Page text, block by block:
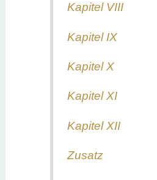
Kapitel VIII
Kapitel IX
Kapitel X
Kapitel XI
Kapitel XII
Zusatz